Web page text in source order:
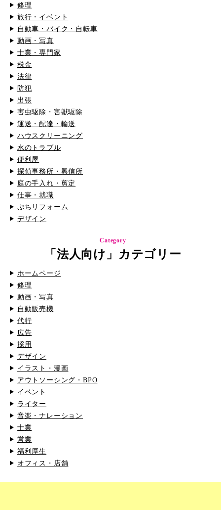
修理
旅行・イベント
自動車・バイク・自転車
動画・写真
士業・専門家
税金
法律
防犯
出張
害虫駆除・害獣駆除
運送・配達・輸送
ハウスクリーニング
水のトラブル
便利屋
探偵事務所・興信所
庭の手入れ・剪定
仕事・就職
ぷちリフォーム
デザイン
Category
「法人向け」カテゴリー
ホームページ
修理
動画・写真
自動販売機
代行
広告
採用
デザイン
イラスト・漫画
アウトソーシング・BPO
イベント
ライター
音楽・ナレーション
士業
営業
福利厚生
オフィス・店舗